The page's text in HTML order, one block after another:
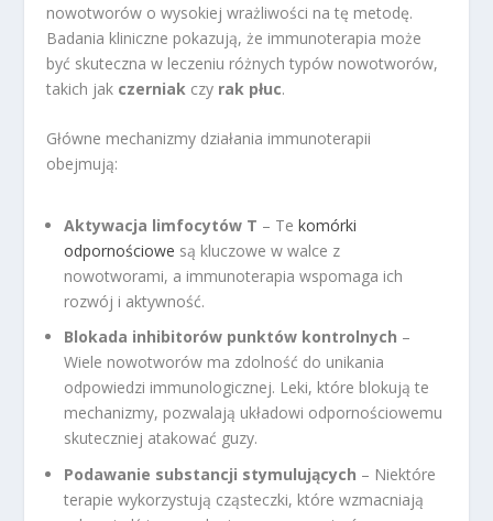
nowotworów o wysokiej wrażliwości na tę metodę.
Badania kliniczne pokazują, że immunoterapia może
być skuteczna w leczeniu różnych typów nowotworów,
takich jak czerniak czy rak płuc.
Główne mechanizmy działania immunoterapii
obejmują:
Aktywacja limfocytów T – Tekomórki
odpornościowe są kluczowe w walce z
nowotworami, a immunoterapia wspomaga ich
rozwój i aktywność.
Blokada inhibitorów punktów kontrolnych –
Wiele nowotworów ma zdolność do unikania
odpowiedzi immunologicznej. Leki, które blokują te
mechanizmy, pozwalają układowi odpornościowemu
skuteczniej atakować guzy.
Podawanie substancji stymulujących – Niektóre
terapie wykorzystują cząsteczki, które wzmacniają